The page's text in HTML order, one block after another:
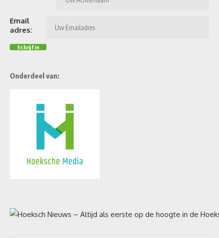
Email
adres:
Onderdeel van: